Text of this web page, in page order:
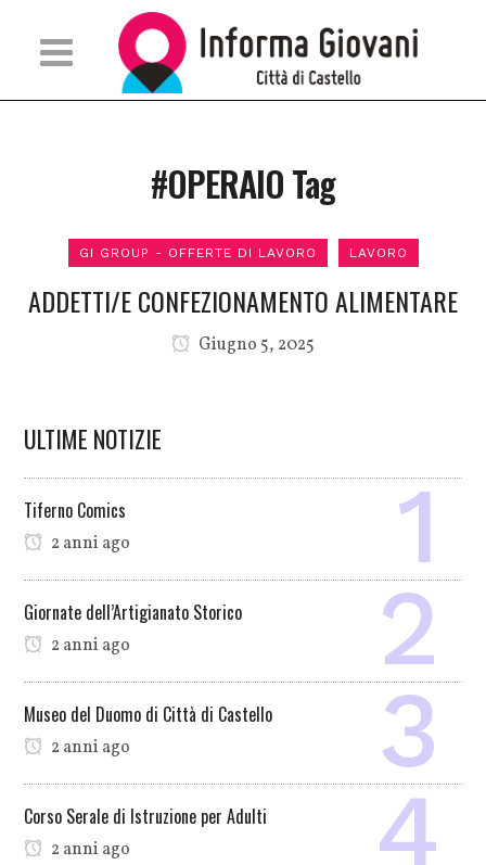
#OPERAIO Tag
GI GROUP - OFFERTE DI LAVORO LAVORO
ADDETTI/E CONFEZIONAMENTO ALIMENTARE
Giugno 5, 2025
ULTIME NOTIZIE
Tiferno Comics
2 anni ago
Giornate dell’Artigianato Storico
2 anni ago
Museo del Duomo di Città di Castello
2 anni ago
Corso Serale di Istruzione per Adulti
2 anni ago